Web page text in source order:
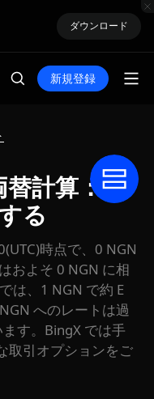
ダウンロード
新規登録
替計算：
る
時点で、0 NGN
およそ 0 NGN に相
は、1 NGN で約 E
へのレートは過
す。BingX では手
取引オプションをご